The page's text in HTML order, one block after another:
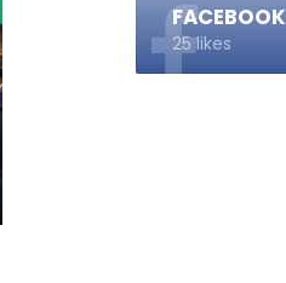
FACEBOOK
25 likes